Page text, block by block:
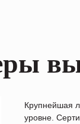
Крупнейшая
уровне.